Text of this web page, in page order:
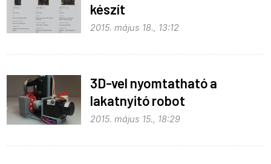
készít
2015. május 18., 13:12
3D-vel nyomtatható a
lakatnyitó robot
2015. május 15., 18:29